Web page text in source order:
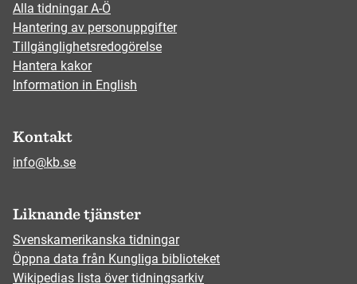
Alla tidningar A-Ö
Hantering av personuppgifter
Tillgänglighetsredogörelse
Hantera kakor
Information in English
Kontakt
info@kb.se
Liknande tjänster
Svenskamerikanska tidningar
Öppna data från Kungliga biblioteket
Wikipedias lista över tidningsarkiv